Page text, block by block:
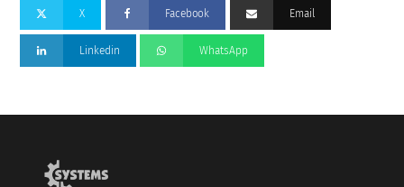
X Facebook Email
Linkedin WhatsApp